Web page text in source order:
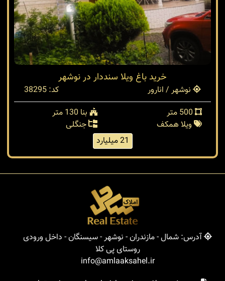
خريد باغ ويلا سنددار در نوشهر
نوشهر / انارور
کد: 38295
بنا 130 متر
ویلا همکف
جنگلی
21 میلیارد
آدرس: شمال - مازندران - نوشهر - سیسنگان - داخل ورودی
روستای پی کلا
info@amlaaksahel.ir